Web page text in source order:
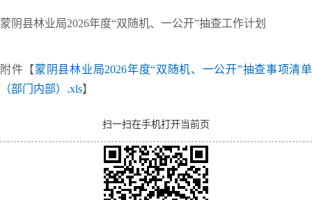
蒙阴县林业局2026年度“双随机、一公开”抽查工作计划
附件【蒙阴县林业局2026年度“双随机、一公开”抽查事项清单
（部门内部）.xls】
扫一扫在手机打开当前页